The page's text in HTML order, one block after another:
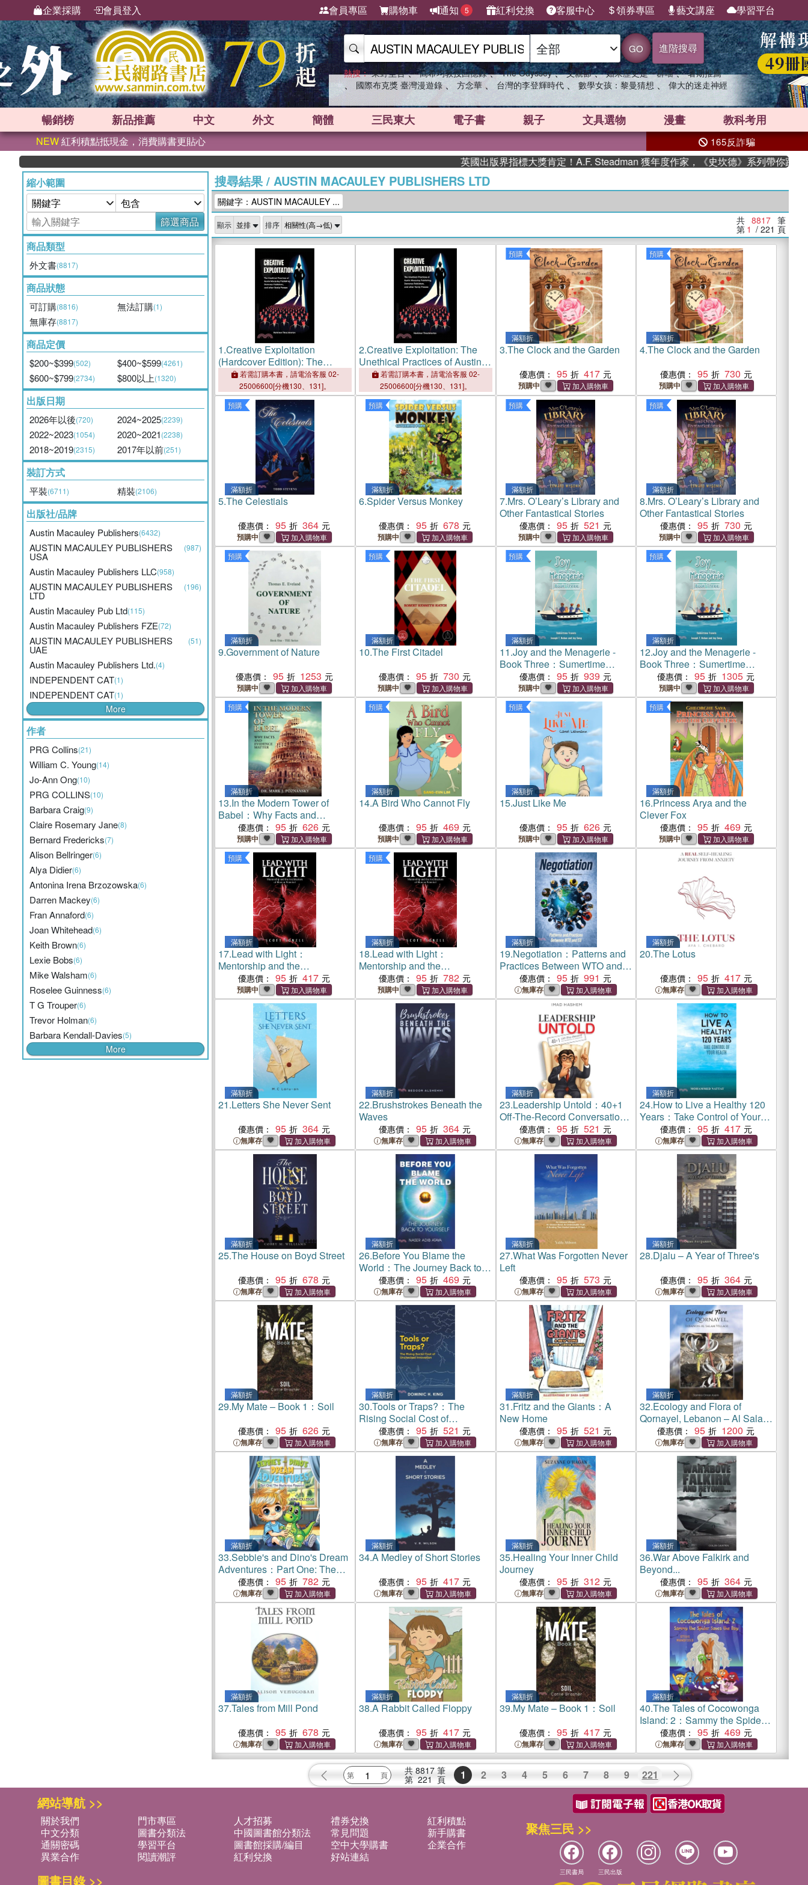
企業採購 會員登入 會員專區 購物車 通知 5 紅利兌換 客服中心 領券專區 藝文講座 學習平台
GO 進階搜尋
熱搜： 東野圭吾 、 高希均教授回憶錄 、 The Odyssey 、 父親節 、 如果歷史是一群喵 、 暑期推薦
、 國際布克獎 臺灣漫遊錄 、 方念華 、 台灣的李登輝時代 、 數學女孩：黎曼猜想 、 偉大的迷走神經
暢銷榜 新品推薦 中文 外文 簡體 三民東大 電子書 親子 文具選物 漫畫 教科考用
NEW紅利積點抵現金，消費購書更貼心 165反詐騙
英國出版界指標大獎肯定！A.F. Steadman 獲年度作家，《史坎德》系列帶你踏上熱血奇幻
縮小範圍
篩選商品
商品類型
外文書(8817)
商品狀態
可訂購(8816) 無法訂購(1)
無庫存(8817)
商品定價
$200~$399(502) $400~$599(4261)
$600~$799(2734) $800以上(1320)
出版日期
2026年以後(720) 2024~2025(2239)
2022~2023(1054) 2020~2021(2238)
2018~2019(2315) 2017年以前(251)
裝訂方式
平裝(6711) 精裝(2106)
出版社/品牌
Austin Macauley Publishers(6432)
AUSTIN MACAULEY PUBLISHERS
USA
(987)
Austin Macauley Publishers LLC(958)
AUSTIN MACAULEY PUBLISHERS
LTD
(196)
Austin Macauley Pub Ltd(115)
Austin Macauley Publishers FZE(72)
AUSTIN MACAULEY PUBLISHERS
UAE
(51)
Austin Macauley Publishers Ltd.(4)
INDEPENDENT CAT(1)
INDEPENDENT CAT(1)
More
作者
PRG Collins(21)
William C. Young(14)
Jo-Ann Ong(10)
PRG COLLINS(10)
Barbara Craig(9)
Claire Rosemary Jane(8)
Bernard Fredericks(7)
Alison Bellringer(6)
Alya Didier(6)
Antonina Irena Brzozowska(6)
Darren Mackey(6)
Fran Annaford(6)
Joan Whitehead(6)
Keith Brown(6)
Lexie Bobs(6)
Mike Walsham(6)
Roselee Guinness(6)
T G Trouper(6)
Trevor Holman(6)
Barbara Kendall-Davies(5)
More
搜尋結果/ AUSTIN MACAULEY PUBLISHERS LTD
關鍵字：AUSTIN MACAULEY ...
顯示 排序 共 8817 筆
第 1 / 221 頁
1.Creative Exploitation
(Hardcover Edition): The
Unethical Practices of Austin
Macauley Publishing,
Dorrance Publishers, and other
Vanity Presses
若需訂購本書，請電洽客服 02-
25006600[分機130、131]。
2.Creative Exploitation: The
Unethical Practices of Austin
Macauley Pulishing, Dorrance
Publishers, and other Vanity
Presses
若需訂購本書，請電洽客服 02-
25006600[分機130、131]。
預購
滿額折
3.The Clock and the Garden
優惠價： 95 417
預購中
預購
滿額折
4.The Clock and the Garden
優惠價： 95 730
預購中
預購
滿額折
5.The Celestials
優惠價： 95 364
預購中
預購
滿額折
6.Spider Versus Monkey
優惠價： 95 678
預購中
預購
滿額折
7.Mrs. O’Leary’s Library and
Other Fantastical Stories
優惠價： 95 521
預購中
預購
滿額折
8.Mrs. O’Leary’s Library and
Other Fantastical Stories
優惠價： 95 730
預購中
預購
滿額折
9.Government of Nature
優惠價： 95 1253
預購中
預購
滿額折
10.The First Citadel
優惠價： 95 730
預購中
預購
滿額折
11.Joy and the Menagerie -
Book Three：Sumertime
Travels優惠價： 95 939
預購中
預購
滿額折
12.Joy and the Menagerie -
Book Three：Sumertime
Travels
優惠價： 95 1305
預購中
預購
滿額折
13.In the Modern Tower of
Babel：Why Facts and
Evidence Matter
優惠價： 95 626
預購中
預購
滿額折
14.A Bird Who Cannot Fly
優惠價： 95 469
預購中
預購
滿額折
15.Just Like Me
優惠價： 95 626
預購中
預購
滿額折
16.Princess Arya and the
Clever Fox
優惠價： 95 469
預購中
預購
滿額折
17.Lead with Light：
Mentorship and the
Architecture of Human
Potential
優惠價： 95 417
預購中
預購
滿額折
18.Lead with Light：
Mentorship and the
Architecture of Human
Potential
優惠價： 95 782
預購中
滿額折
19.Negotiation：Patterns and
Practices Between WTO and
優惠價： 95 991
無庫存
滿額折
20.The Lotus
優惠價： 95 417
無庫存
滿額折
21.Letters She Never Sent
優惠價： 95 364
無庫存
滿額折
22.Brushstrokes Beneath the
Waves
優惠價： 95 364
無庫存
滿額折
23.Leadership Untold：40+1
Off-The-Record Conversations
on Leadership
優惠價： 95 521
無庫存
滿額折
24.How to Live a Healthy 120
Years：Take Control of Your
Health優惠價： 95 417
無庫存
滿額折
25.The House on Boyd Street
優惠價： 95 678
無庫存
滿額折
26.Before You Blame the
World：The Journey Back to
Yourself優惠價： 95 469
無庫存
滿額折
27.What Was Forgotten Never
Left
優惠價： 95 573
無庫存
滿額折
28.Djalu – A Year of Three's
優惠價： 95 364
無庫存
滿額折
29.My Mate – Book 1：Soil
優惠價： 95 626
無庫存
滿額折
30.Tools or Traps?：The
Rising Social Cost of
Unchecked Innovation
優惠價： 95 521
無庫存
滿額折
31.Fritz and the Giants：A
New Home
優惠價： 95 521
無庫存
滿額折
32.Ecology and Flora of
Qornayel, Lebanon – Al Salam
Village優惠價： 95 1200
無庫存
滿額折
33.Sebbie's and Dino's Dream
Adventures：Part One: The
Mysterious Pawprint
優惠價： 95 782
無庫存
滿額折
34.A Medley of Short Stories
優惠價： 95 417
無庫存
滿額折
35.Healing Your Inner Child
Journey
優惠價： 95 312
無庫存
滿額折
36.War Above Falkirk and
Beyond...
優惠價： 95 364
無庫存
滿額折
37.Tales from Mill Pond
優惠價： 95 678
無庫存
滿額折
38.A Rabbit Called Floppy
優惠價： 95 417
無庫存
滿額折
39.My Mate – Book 1：Soil
優惠價： 95 417
無庫存
滿額折
40.The Tales of Cocowonga
Island: 2：Sammy the Spider
Saves the Day
優惠價： 95 469
無庫存
共 8817 筆
第 221 頁 1 2 3 4 5 6 7 8 9 221
網站導航 >>
關於我們 門市專區 人才招募 禮券兌換
紅利積點
中文分類
圖書分類法 中國圖書館分類法 常見問題
新手購書
通關密碼
學習平台 圖書館採購/編目 空中大學購書
企業合作
異業合作
閱讀潮評 紅利兌換 好站連結
圖書目錄 >>
聚焦三民 >>
三民書局 三民出版